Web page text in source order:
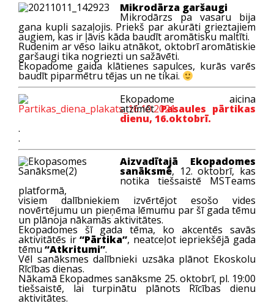
Mikrodārza garšaugi
Mikrodārzs pa vasaru bija
gana kupli sazaļojis. Priekš par akurāti grieztajiem
augiem, kas ir ļāvis kāda baudīt aromātisku maltīti.
Rudenim ar vēso laiku atnākot, oktobrī aromātiskie
garšaugi tika nogriezti un sažāvēti.
Ekopadome gaida klātienes sapulces, kurās varēs
baudīt piparmētru tējas un ne tikai.
Ekopadome aicina
atzīmētPasaules pārtikas
dienu, 16.oktobrī.
.
.
Aizvadītajā Ekopadomes
sanāksmē, 12. oktobrī, kas
notika tiešsaistē MSTeams
platformā,
visiem dalībniekiem izvērtējot esošo vides
novērtējumu un pieņēma lēmumu par šī gada tēmu
un plānoja nākamās aktivitātes.
Ekopadomes šī gada tēma, ko akcentēs savās
aktivitātēs ir“Pārtika”, neatceļot iepriekšējā gada
tēmu “Atkritumi”.
Vēl sanāksmes dalībnieki uzsāka plānot Ekoskolu
Rīcības dienas.
Nākamā Ekopadmes sanāksme 25. oktobrī, pl. 19:00
tiešsaistē, lai turpinātu plānots Rīcības dienu
aktivitātes.